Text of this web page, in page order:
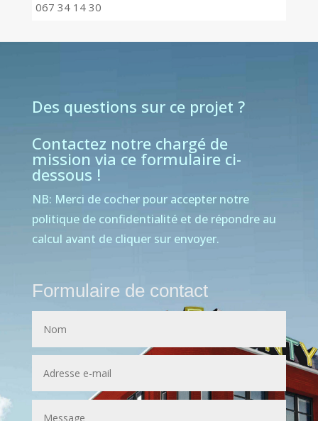
067 34 14 30
Des questions sur ce projet ?
Contactez notre chargé de
mission via ce formulaire ci-
dessous !
NB: Merci de cocher pour accepter notre
politique de confidentialité et de répondre au
calcul avant de cliquer sur envoyer.
Formulaire de contact